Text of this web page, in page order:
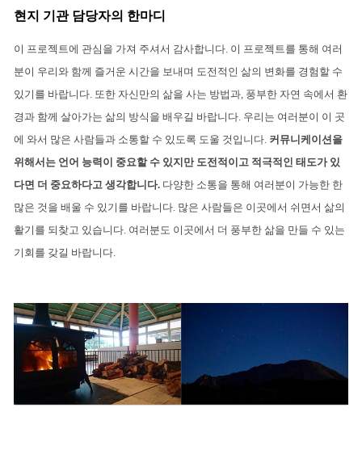
현지 기관 담당자의 한마디
이 프로젝트에 관심을 가져 주셔서 감사합니다. 이 프로젝트를 통해 여러
분이 우리와 함께 즐거운 시간을 보내며 도전적인 삶의 변화를 경험할 수
있기를 바랍니다. 또한 자신만의 삶을 사는 방법과, 풍부한 자연 속에서 환
경과 함께 살아가는 삶의 방식을 배우길 바랍니다. 우리는 여러분이 이 곳
에 와서 많은 사람들과 소통할 수 있도록 도울 것입니다. 커뮤니케이션을
위해서는 언어 능력이 중요할 수 있지만 도전적이고 적극적인 태도가 있
다면 더 중요하다고 생각합니다. 다양한 소통을 통해 여러분이 가능한 한
많은 것을 배울 수 있기를 바랍니다. 많은 사람들은 이곳에서 쉬면서 삶의
활기를 되찾고 있습니다. 여러분도 이곳에서 더 풍부한 삶을 만들 수 있는
기회를 갖길 바랍니다.